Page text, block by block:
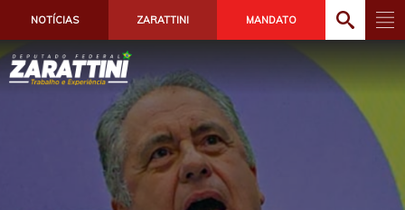
NOTÍCIAS ZARATTINI MANDATO